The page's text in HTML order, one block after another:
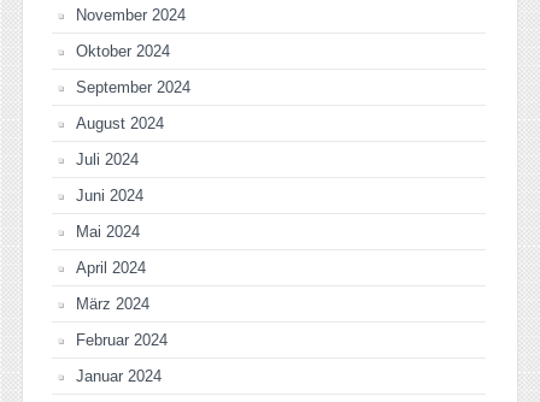
November 2024
Oktober 2024
September 2024
August 2024
Juli 2024
Juni 2024
Mai 2024
April 2024
März 2024
Februar 2024
Januar 2024